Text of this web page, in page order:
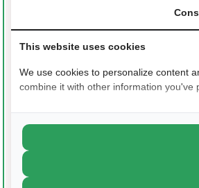
This website uses cookies
We use cookies to personalize content
combine it with other information